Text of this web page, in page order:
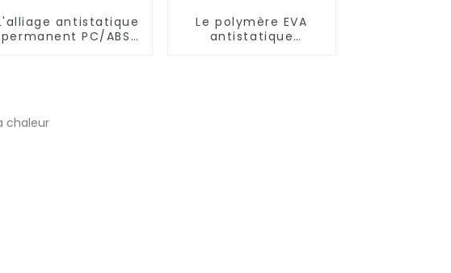
antistatique
permanent PC/ABS,
Le polymère EVA
antistatique